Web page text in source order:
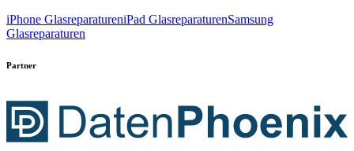
iPhone GlasreparatureniPad GlasreparaturenSamsung
Glasreparaturen
Partner